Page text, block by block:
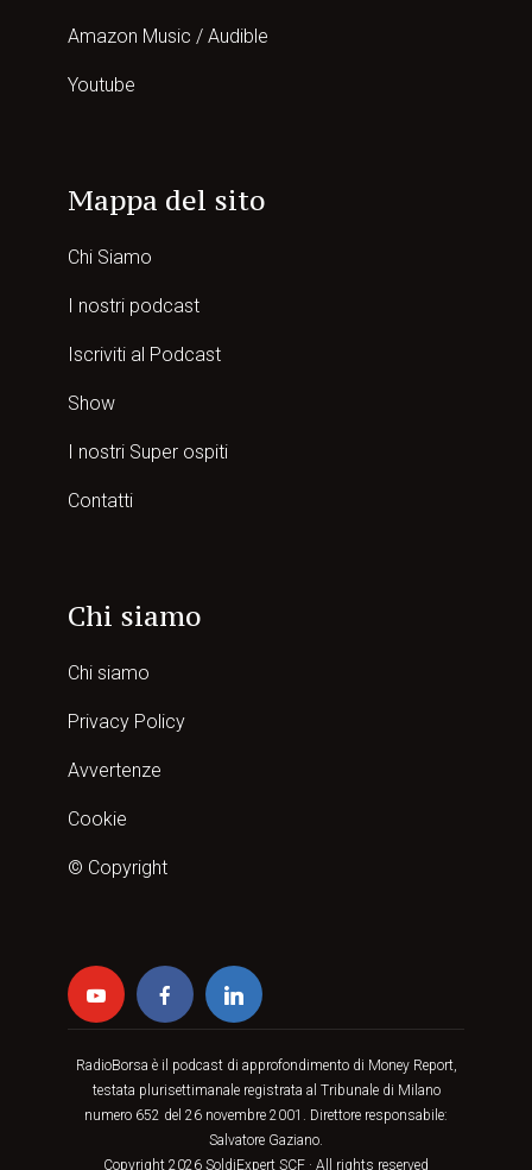
Amazon Music / Audible
Youtube
Mappa del sito
Chi Siamo
I nostri podcast
Iscriviti al Podcast
Show
I nostri Super ospiti
Contatti
Chi siamo
Chi siamo
Privacy Policy
Avvertenze
Cookie
© Copyright
RadioBorsa è il podcast di approfondimento di Money Report,
testata plurisettimanale registrata al Tribunale di Milano
numero 652 del 26 novembre 2001. Direttore responsabile:
Salvatore Gaziano.
Copyright 2026 SoldiExpert SCF · All rights reserved